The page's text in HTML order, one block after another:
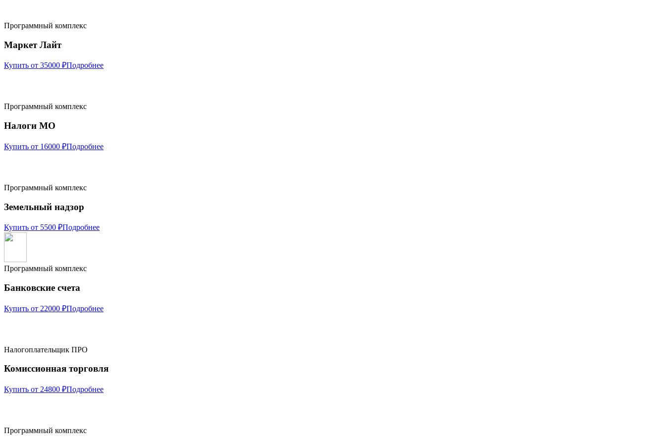
Программный комплекс
Маркет Лайт
Купить от 35000 ₽Подробнее
Программный комплекс
Налоги МО
Купить от 16000 ₽Подробнее
Программный комплекс
Земельный надзор
Купить от 5500 ₽Подробнее
Программный комплекс
Банковские счета
Купить от 22000 ₽Подробнее
Налогоплательщик ПРО
Комиссионная торговля
Купить от 24800 ₽Подробнее
Программный комплекс